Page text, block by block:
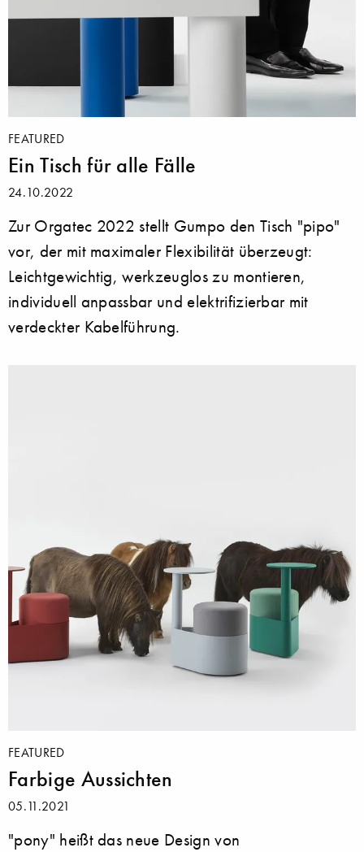
FEATURED
Ein Tisch für alle Fälle
24.10.2022
Zur Orgatec 2022 stellt Gumpo den Tisch "pipo"
vor, der mit maximaler Flexibilität überzeugt:
Leichtgewichtig, werkzeuglos zu montieren,
individuell anpassbar und elektrifizierbar mit
verdeckter Kabelführung.
FEATURED
Farbige Aussichten
05.11.2021
"pony" heißt das neue Design von